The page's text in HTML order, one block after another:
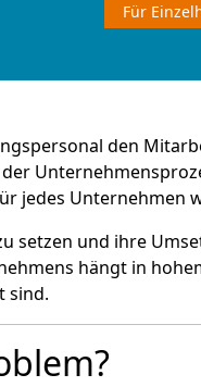
Für
den
jedes Unternehmen
setzen und ihre
hängt in
sind.